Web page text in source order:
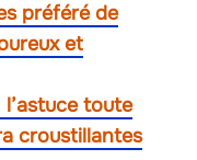
préféré de
et
toute
croustillantes